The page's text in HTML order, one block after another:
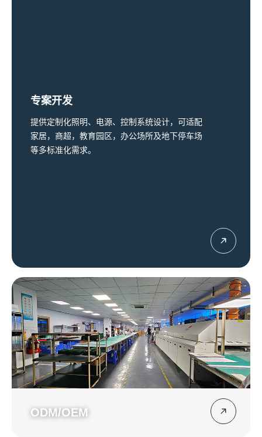
专案开发
提供定制化照明、电源、控制系统设计，可适配
家居，商超，教育园区，办公场所及地下停车场
等多标准化需求。
ODM/OEM